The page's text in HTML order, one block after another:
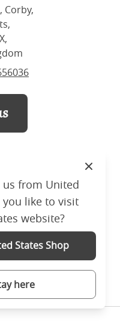
Corby,
4772030
us from United
you like to visit
website?
States Shop
here
Close